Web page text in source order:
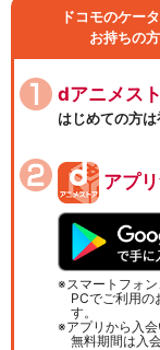
ドコモのケー
お持ちの方
dアニメス
はじめての方
アプ
スマートフォ
PCでご利用の
す。
アプリから入
無料期間は入